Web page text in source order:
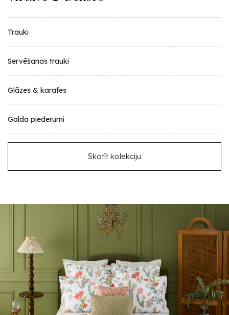
Trauki
Servēšanas trauki
Glāzes & karafes
Galda piederumi
Skatīt kolekciju